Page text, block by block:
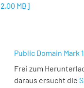
2,00 MB]
Public Domain Mark
Frei zum
daraus ersucht die